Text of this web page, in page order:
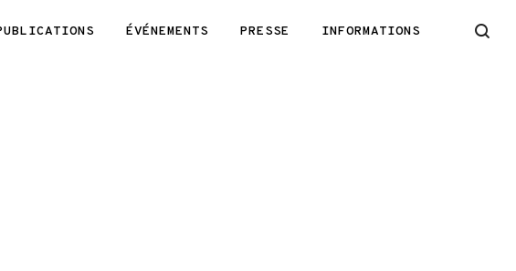
ÉVÉNEMENTS PRESSE INFORMATIONS